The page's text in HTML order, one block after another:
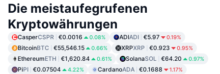
Die meistaufegrufenen
Kryptowährungen
CasperCSPR €0.0016 0.08% ADIADI €5.97 0.19%
BitcoinBTC €55,546.15 0.66% XRPXRP €0.923 0.95%
EthereumETH €1,620.84 0.61% SolanaSOL €64.20 0.97%
PiPI €0.07504 4.22% CardanoADA €0.1688 1.17%